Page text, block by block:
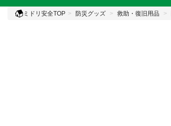
ミドリ安全TOP 防災グッズ 救助・復旧用品